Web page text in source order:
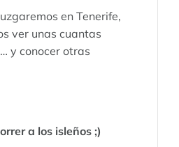
en Tenerife,
ver unas cuantas
y conocer otras
a los isleños ;)